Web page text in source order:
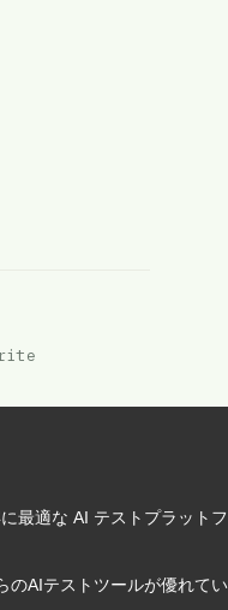
最適な AI テストプラットフ
のAIテストツールが優れてい